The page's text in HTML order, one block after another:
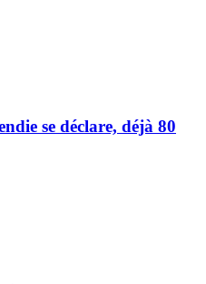
se déclare, déjà 80